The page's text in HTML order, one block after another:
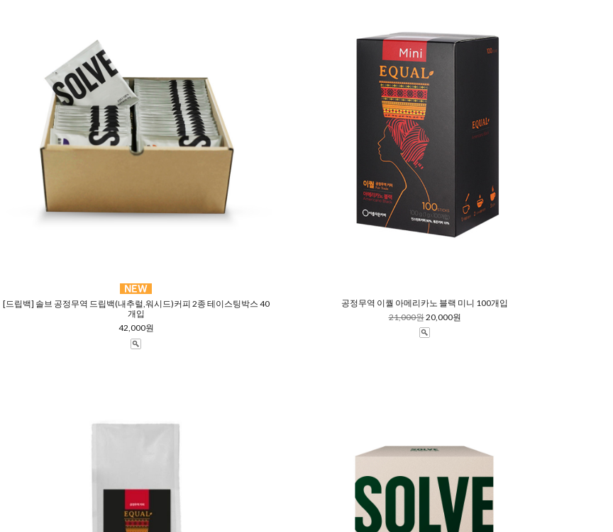
[드립백] 솔브 공정무역 드립백(내추럴,워시드)커피 2종 테이스팅박스 40
개입
42,000원
공정무역 이퀄 아메리카노 블랙 미니 100개입
21,000원20,000원